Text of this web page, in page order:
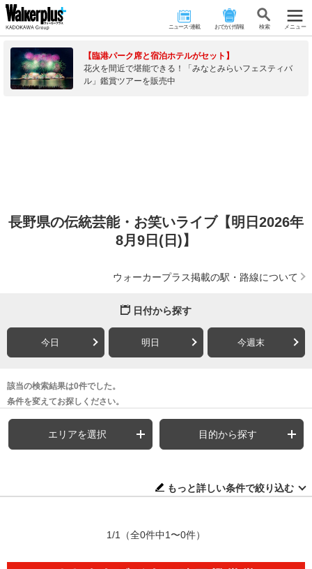
ニュース･連載 おでかけ情報 検 索 メニュー
【臨港パーク席と宿泊ホテルがセット】
花火を間近で堪能できる！「みなとみらいフェスティバ
ル」鑑賞ツアーを販売中
長野県の伝統芸能・お笑いライブ【明日2026年
8月9日(日)】
ウォーカープラス掲載の駅・路線について
日付から探す
今日 明日 今週末
該当の検索結果は0件でした。
条件を変えてお探しください。
エリアを選択 目的から探す
もっと詳しい条件で絞り込む
1/1 （全0件中1〜0件）